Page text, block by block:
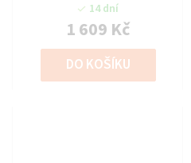
14 dní
1 609 Kč
DO KOŠÍKU